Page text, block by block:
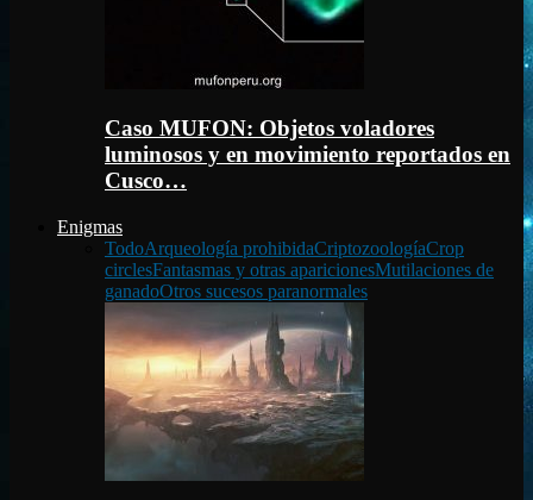
Caso MUFON: Objetos voladores
luminosos y en movimiento reportados en
Cusco…
Enigmas
TodoArqueología prohibidaCriptozoologíaCrop
circlesFantasmas y otras aparicionesMutilaciones de
ganadoOtros sucesos paranormales